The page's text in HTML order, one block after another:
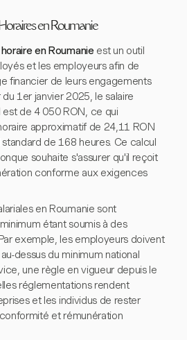
en Roumanie
en Roumanieest un outil
et les employeurs afin de
financier de leurs engagements
1er janvier 2025, le salaire
est de 4 050 RON, ce qui
approximatif de 24,11 RON
de 168 heures. Ce calcul
souhaite s'assurer qu'il reçoit
conforme aux exigences
en Roumanie sont
étant soumis à des
exemple, les employeurs doivent
dessus du minimum national
une règle en vigueur depuis le
réglementations rendent
et les individus de rester
et rémunération